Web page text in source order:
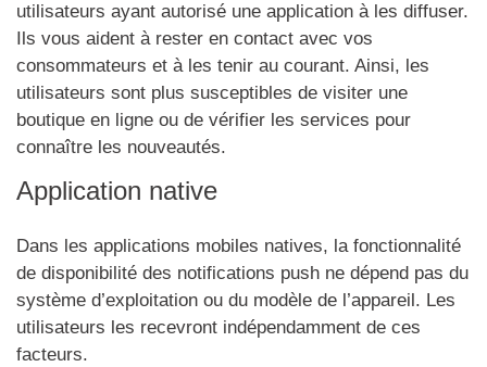
utilisateurs ayant autorisé une application à les diffuser.
Ils vous aident à rester en contact avec vos
consommateurs et à les tenir au courant. Ainsi, les
utilisateurs sont plus susceptibles de visiter une
boutique en ligne ou de vérifier les services pour
connaître les nouveautés.
Application native
Dans les applications mobiles natives, la fonctionnalité
de disponibilité des notifications push ne dépend pas du
système d’exploitation ou du modèle de l’appareil. Les
utilisateurs les recevront indépendamment de ces
facteurs.